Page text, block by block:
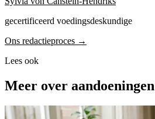
gecertificeerd voedingsdeskundige
Ons redactieproces →
Lees ook
Meer over aandoeningen